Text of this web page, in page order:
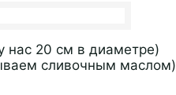
нас 20 см в диаметре)
сливочным маслом)